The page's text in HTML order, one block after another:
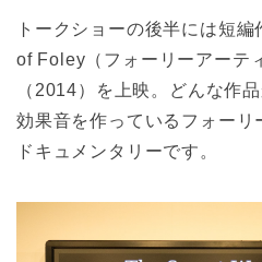
トークショーの後半には短
of Foley（フォーリーアーテ
（2014）を上映。どんな作
効果音を作っているフォーリ
ドキュメンタリーです。